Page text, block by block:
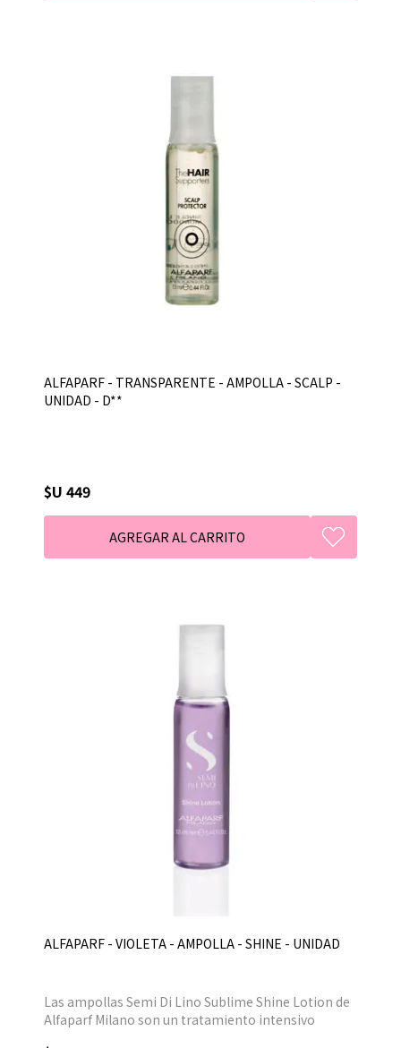
ALFAPARF - TRANSPARENTE - AMPOLLA - SCALP -
UNIDAD - D**
$U 449
ALFAPARF - VIOLETA - AMPOLLA - SHINE - UNIDAD
Las ampollas Semi Di Lino Sublime Shine Lotion de
Alfaparf Milano son un tratamiento intensivo